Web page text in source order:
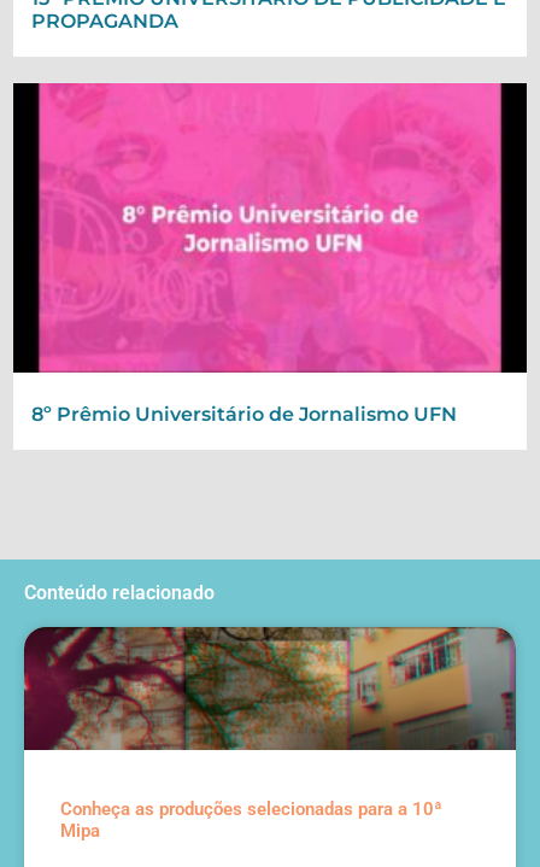
PROPAGANDA
8º Prêmio Universitário de Jornalismo UFN
Conteúdo relacionado
Conheça as produções selecionadas para a 10ª
Mipa